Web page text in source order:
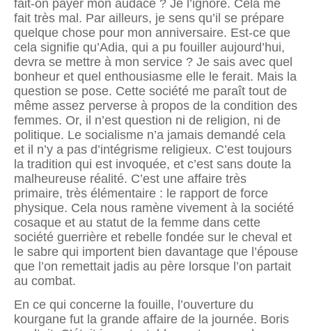
fait-on payer mon audace ? Je l’ignore. Cela me
fait très mal. Par ailleurs, je sens qu’il se prépare
quelque chose pour mon anniversaire. Est-ce que
cela signifie qu’Adia, qui a pu fouiller aujourd’hui,
devra se mettre à mon service ? Je sais avec quel
bonheur et quel enthou­siasme elle le ferait. Mais la
question se pose. Cette société me paraît tout de
même assez perverse à propos de la condition des
femmes. Or, il n’est question ni de religion, ni de
politique. Le socialisme n’a jamais demandé cela
et il n’y a pas d’intégrisme religieux. C’est toujours
la tradition qui est invoquée, et c’est sans doute la
malheu­reuse réalité. C’est une affaire très
primaire, très élémentaire : le rap­port de force
physique. Cela nous ramène vivement à la société
cosaque et au statut de la femme dans cette
société guerrière et rebelle fondée sur le cheval et
le sabre qui importent bien davantage que l’épouse
que l’on remettait jadis au père lorsque l’on partait
au combat.
En ce qui concerne la fouille, l’ouverture du
kourgane fut la grande affaire de la journée. Boris